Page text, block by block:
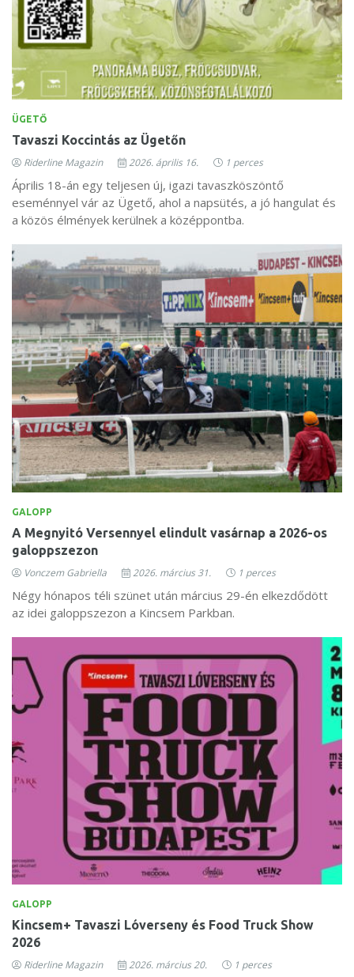
ÜGETŐ
Tavaszi Koccintás az Ügetőn
Riderline Magazin 2026. április 16. 1 perces
Április 18-án egy teljesen új, igazi tavaszköszöntő
eseménnyel vár az Ügető, ahol a napsütés, a jó hangulat és
a közös élmények kerülnek a középpontba.
GALOPP
A Megnyitó Versennyel elindult vasárnap a 2026-os
galoppszezon
Vonczem Gabriella 2026. március 31. 1 perces
Négy hónapos téli szünet után március 29-én elkezdődött
az idei galoppszezon a Kincsem Parkban.
GALOPP
Kincsem+ Tavaszi Lóverseny és Food Truck Show
2026
Riderline Magazin 2026. március 20. 1 perces